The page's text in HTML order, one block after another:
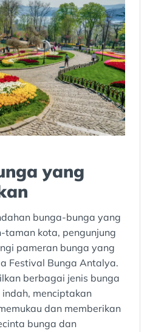
yang
bunga-bunga yang
taman kota, pengunjung
pameran bunga yang
Festival Bunga Antalya.
berbagai jenis bunga
menciptakan
dan memberikan
bunga dan